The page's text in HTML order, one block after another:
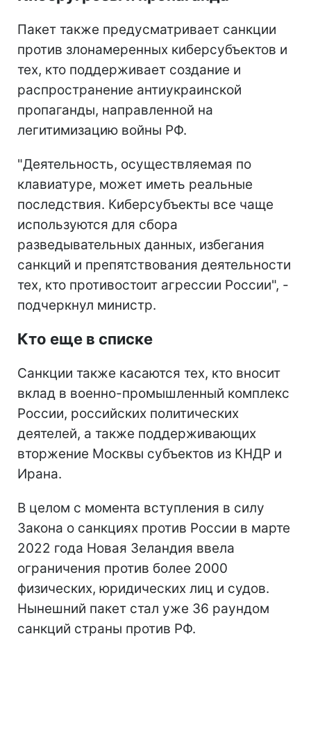
Пакет также предусматривает санкции
против злонамеренных киберсубъектов и
тех, кто поддерживает создание и
распространение антиукраинской
пропаганды, направленной на
легитимизацию войны РФ.
"Деятельность, осуществляемая по
клавиатуре, может иметь реальные
последствия. Киберсубъекты все чаще
используются для сбора
разведывательных данных, избегания
санкций и препятствования деятельности
тех, кто противостоит агрессии России", -
подчеркнул министр.
Кто еще в списке
Санкции также касаются тех, кто вносит
вклад в военно-промышленный комплекс
России, российских политических
деятелей, а также поддерживающих
вторжение Москвы субъектов из КНДР и
Ирана.
В целом с момента вступления в силу
Закона о санкциях против России в марте
2022 года Новая Зеландия ввела
ограничения против более 2000
физических, юридических лиц и судов.
Нынешний пакет стал уже 36 раундом
санкций страны против РФ.